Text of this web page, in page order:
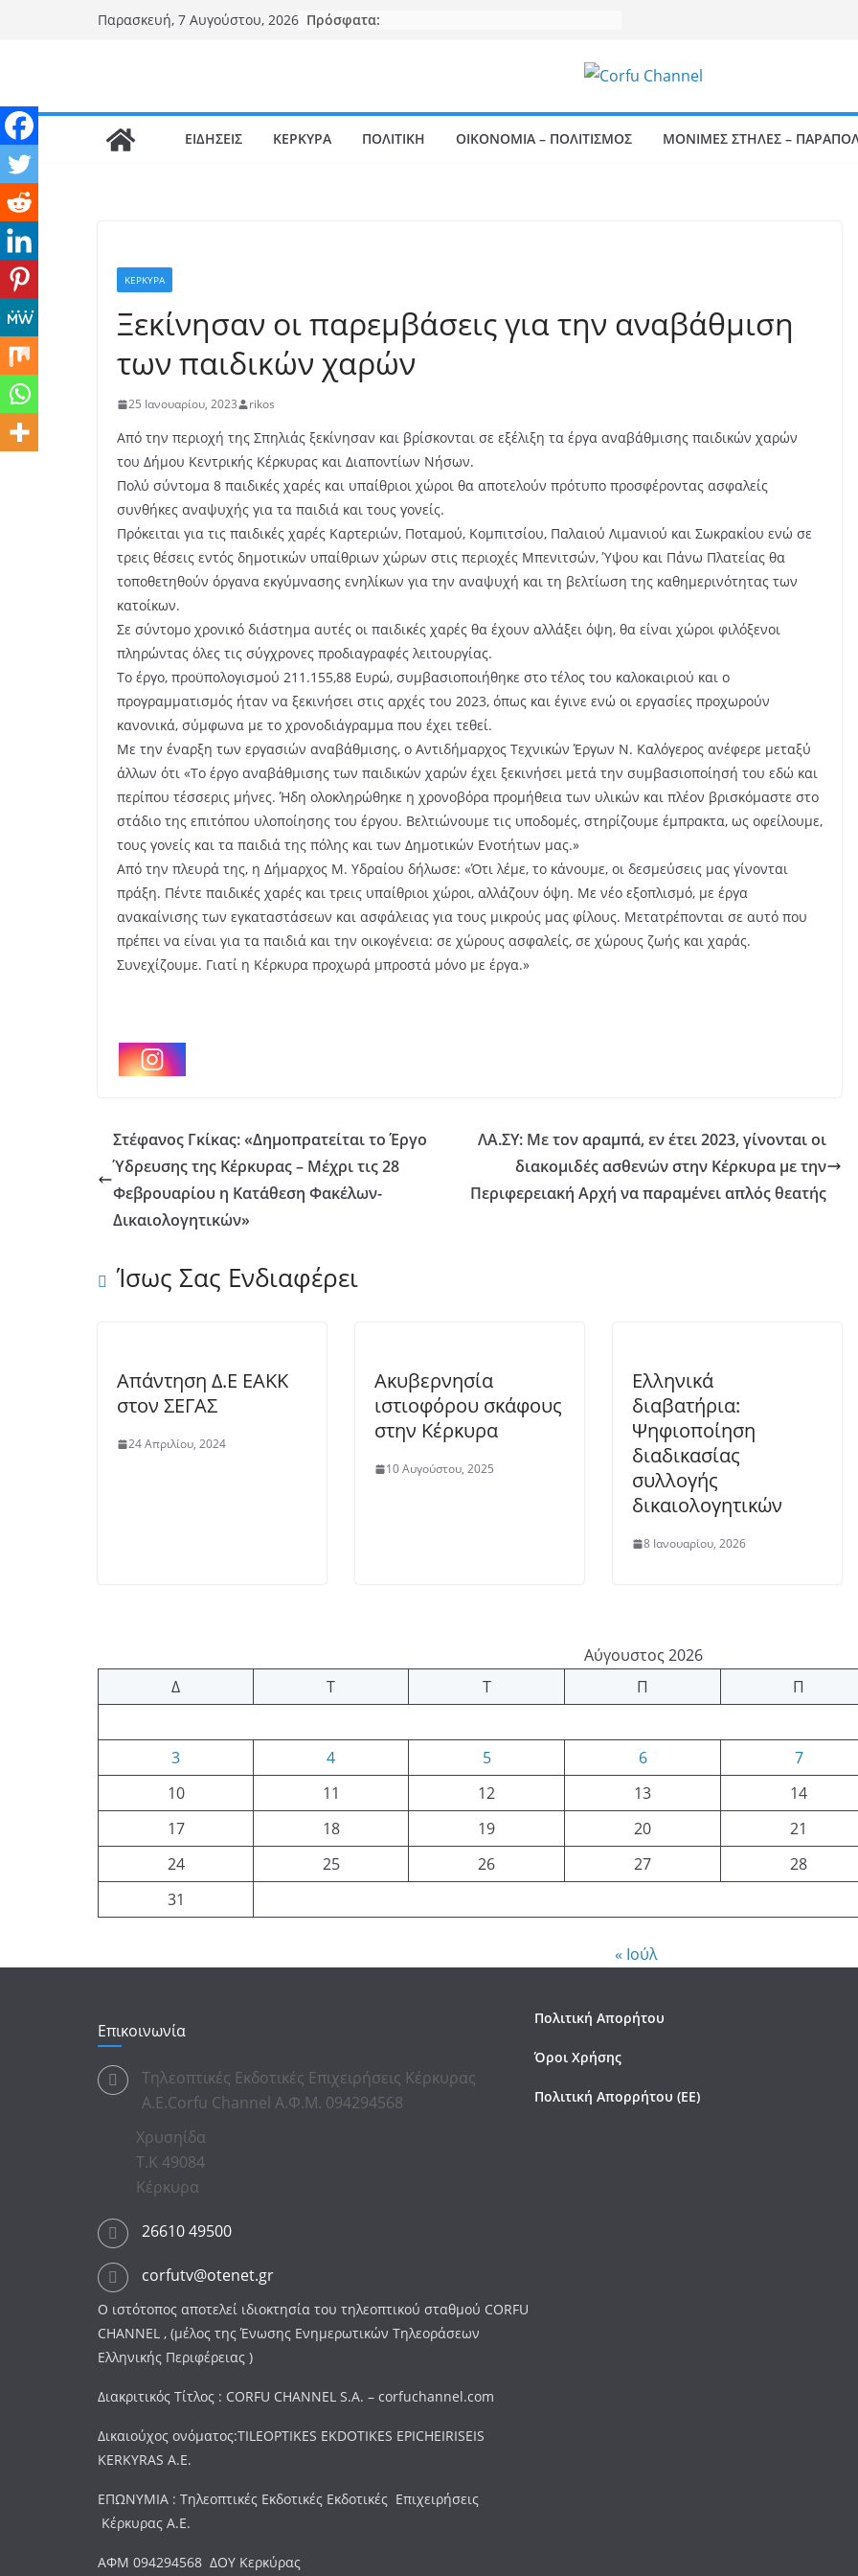
Παρασκευή, 7 Αυγούστου, 2026 Πρόσφατα:
ΕΙΔΗΣΕΙΣ ΚΕΡΚΥΡΑ ΠΟΛΙΤΙΚΗ ΟΙΚΟΝΟΜΙΑ – ΠΟΛΙΤΙΣΜΟΣ ΜΟΝΙΜΕΣ ΣΤΗΛΕΣ –
ΚΕΡΚΥΡΑ
Ξεκίνησαν οι παρεμβάσεις για την αναβάθμιση
των παιδικών χαρών
25 Ιανουαρίου, 2023 rikos
Από την περιοχή της Σπηλιάς ξεκίνησαν και βρίσκονται σε εξέλιξη τα έργα αναβάθμισης παιδικών χαρών
του Δήμου Κεντρικής Κέρκυρας και Διαποντίων Νήσων.
Πολύ σύντομα 8 παιδικές χαρές και υπαίθριοι χώροι θα αποτελούν πρότυπο προσφέροντας ασφαλείς
συνθήκες αναψυχής για τα παιδιά και τους γονείς.
Πρόκειται για τις παιδικές χαρές Καρτεριών, Ποταμού, Κομπιτσίου, Παλαιού Λιμανιού και Σωκρακίου ενώ σε
τρεις θέσεις εντός δημοτικών υπαίθριων χώρων στις περιοχές Μπενιτσών, Ύψου και Πάνω Πλατείας θα
τοποθετηθούν όργανα εκγύμνασης ενηλίκων για την αναψυχή και τη βελτίωση της καθημερινότητας των
κατοίκων.
Σε σύντομο χρονικό διάστημα αυτές οι παιδικές χαρές θα έχουν αλλάξει όψη, θα είναι χώροι φιλόξενοι
πληρώντας όλες τις σύγχρονες προδιαγραφές λειτουργίας.
Το έργο, προϋπολογισμού 211.155,88 Ευρώ, συμβασιοποιήθηκε στο τέλος του καλοκαιριού και ο
προγραμματισμός ήταν να ξεκινήσει στις αρχές του 2023, όπως και έγινε ενώ οι εργασίες προχωρούν
κανονικά, σύμφωνα με το χρονοδιάγραμμα που έχει τεθεί.
Με την έναρξη των εργασιών αναβάθμισης, ο Αντιδήμαρχος Τεχνικών Έργων Ν. Καλόγερος ανέφερε μεταξύ
άλλων ότι «Το έργο αναβάθμισης των παιδικών χαρών έχει ξεκινήσει μετά την συμβασιοποίησή του εδώ και
περίπου τέσσερις μήνες. Ήδη ολοκληρώθηκε η χρονοβόρα προμήθεια των υλικών και πλέον βρισκόμαστε στο
στάδιο της επιτόπου υλοποίησης του έργου. Βελτιώνουμε τις υποδομές, στηρίζουμε έμπρακτα, ως οφείλουμε,
τους γονείς και τα παιδιά της πόλης και των Δημοτικών Ενοτήτων μας.»
Από την πλευρά της, η Δήμαρχος Μ. Υδραίου δήλωσε: «Ότι λέμε, το κάνουμε, οι δεσμεύσεις μας γίνονται
πράξη. Πέντε παιδικές χαρές και τρεις υπαίθριοι χώροι, αλλάζουν όψη. Με νέο εξοπλισμό, με έργα
ανακαίνισης των εγκαταστάσεων και ασφάλειας για τους μικρούς μας φίλους. Μετατρέπονται σε αυτό που
πρέπει να είναι για τα παιδιά και την οικογένεια: σε χώρους ασφαλείς, σε χώρους ζωής και χαράς.
Συνεχίζουμε. Γιατί η Κέρκυρα προχωρά μπροστά μόνο με έργα.»
Στέφανος Γκίκας: «Δημοπρατείται το Έργο
Ύδρευσης της Κέρκυρας – Μέχρι τις 28
Φεβρουαρίου η Κατάθεση Φακέλων-
Δικαιολογητικών»
ΛΑ.ΣΥ: Με τον αραμπά, εν έτει 2023, γίνονται οι
διακομιδές ασθενών στην Κέρκυρα με την
Περιφερειακή Αρχή να παραμένει απλός θεατής
Ίσως Σας Ενδιαφέρει
Απάντηση Δ.Ε ΕΑΚΚ
στον ΣΕΓΑΣ
24 Απριλίου, 2024
Ακυβερνησία
ιστιοφόρου σκάφους
στην Κέρκυρα
10 Αυγούστου, 2025
Ελληνικά
διαβατήρια:
Ψηφιοποίηση
διαδικασίας
συλλογής
δικαιολογητικών
8 Ιανουαρίου, 2026
Αύγουστος 2026
Δ
Τ Τ Π Π
3 4 5 6
7
10
11 12 13
14
17
18 19 20
21
24
25 26 27
28
31
« Ιούλ
Επικοινωνία
Τηλεοπτικές Εκδοτικές Επιχειρήσεις Κέρκυρας
Α.Ε.Corfu Channel Α.Φ.Μ. 094294568
Χρυσηίδα
Τ.Κ 49084
Κέρκυρα
26610 49500
corfutv@otenet.gr
Ο ιστότοπος αποτελεί ιδιοκτησία του τηλεοπτικού σταθμού CORFU
CHANNEL , (μέλος της Ένωσης Ενημερωτικών Τηλεοράσεων
Ελληνικής Περιφέρειας )
Διακριτικός Τίτλος : CORFU CHANNEL S.A. – corfuchannel.com
Δικαιούχος ονόματος:TILEOPTIKES EKDOTIKES EPICHEIRISEIS
KERKYRAS A.E.
ΕΠΩΝΥΜΙΑ : Τηλεοπτικές Εκδοτικές Εκδοτικές Επιχειρήσεις
Κέρκυρας Α.Ε.
ΑΦΜ 094294568 ΔΟΥ Κερκύρας
Πολιτική Απορήτου
Όροι Χρήσης
Πολιτική Απορρήτου (ΕΕ)